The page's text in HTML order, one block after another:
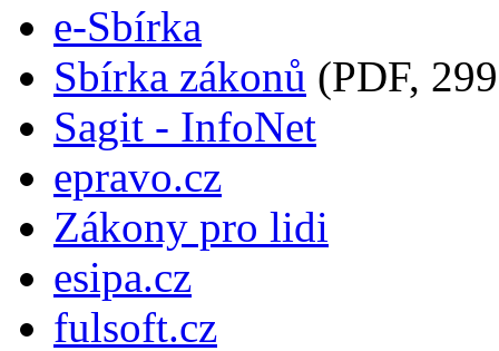
e-Sbírka
Sbírka zákonů (PDF,
Sagit - InfoNet
epravo.cz
Zákony pro lidi
esipa.cz
fulsoft.cz